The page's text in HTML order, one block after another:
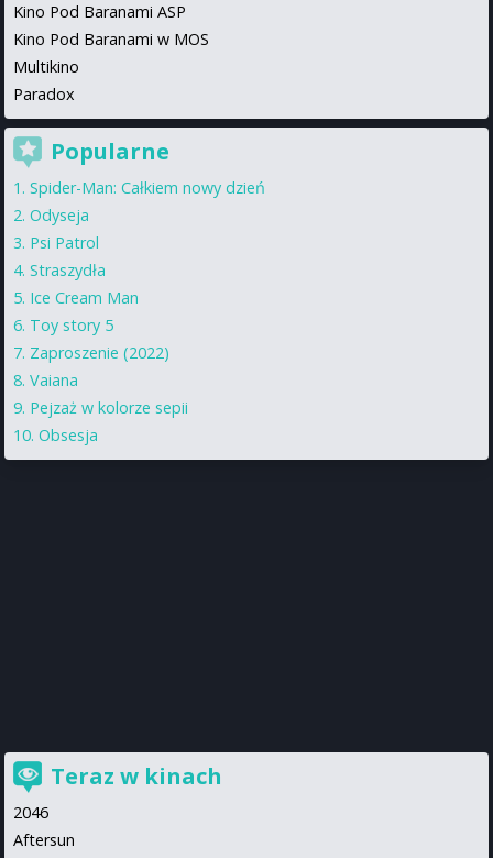
Kino Pod Baranami ASP
Kino Pod Baranami w MOS
Multikino
Paradox
Popularne
Spider-Man: Całkiem nowy dzień
Odyseja
Psi Patrol
Straszydła
Ice Cream Man
Toy story 5
Zaproszenie (2022)
Vaiana
Pejzaż w kolorze sepii
Obsesja
Teraz w kinach
2046
Aftersun